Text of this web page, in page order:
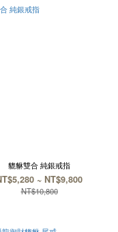
貔貅雙合 純銀戒指
~ NT$9,800
NT$10,800